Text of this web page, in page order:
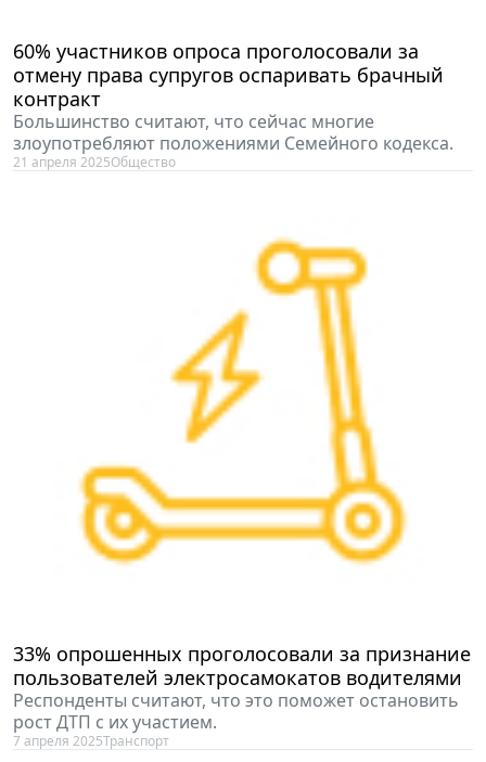
60% участников опроса проголосовали за
отмену права супругов оспаривать брачный
контракт
Большинство считают, что сейчас многие
злоупотребляют положениями Семейного кодекса.
21 апреля 2025Общество
33% опрошенных проголосовали за признание
пользователей электросамокатов водителями
Респонденты считают, что это поможет остановить
рост ДТП с их участием.
7 апреля 2025Транспорт